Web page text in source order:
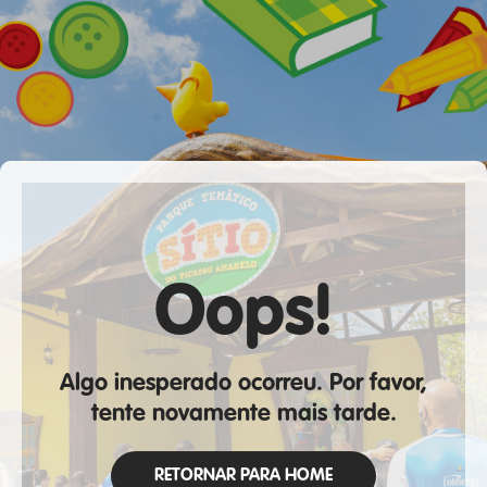
Oops!
Algo inesperado ocorreu. Por favor,
tente novamente mais tarde.
RETORNAR PARA HOME